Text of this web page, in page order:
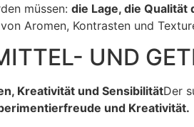
müssen: die Lage, die Qualität
Aromen, Kontrasten und
UND
Kreativität und SensibilitätDer
und Kreativität.